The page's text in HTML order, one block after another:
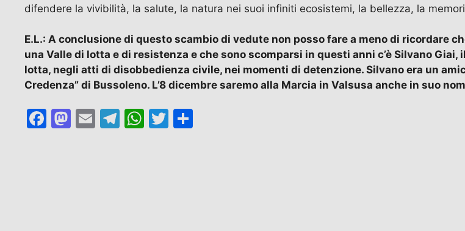
difendere la vivibilità, la salute, la natura nei suoi infiniti ecosistemi, la bellezza, la
E.L.: A conclusione di questo scambio di vedute non posso fare a meno di ricordare
una Valle di lotta e di resistenza e che sono scomparsi in questi anni c’è Silvano
lotta, negli atti di disobbedienza civile, nei momenti di detenzione. Silvano era un
Credenza” di Bussoleno. L’8 dicembre saremo alla Marcia in Valsusa anche in suo
F
M E
T
W T